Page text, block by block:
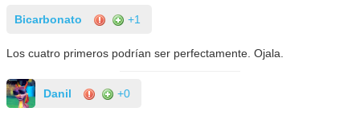
Bicarbonato +1
Los cuatro primeros podrían ser perfectamente. Ojala.
Danil +0